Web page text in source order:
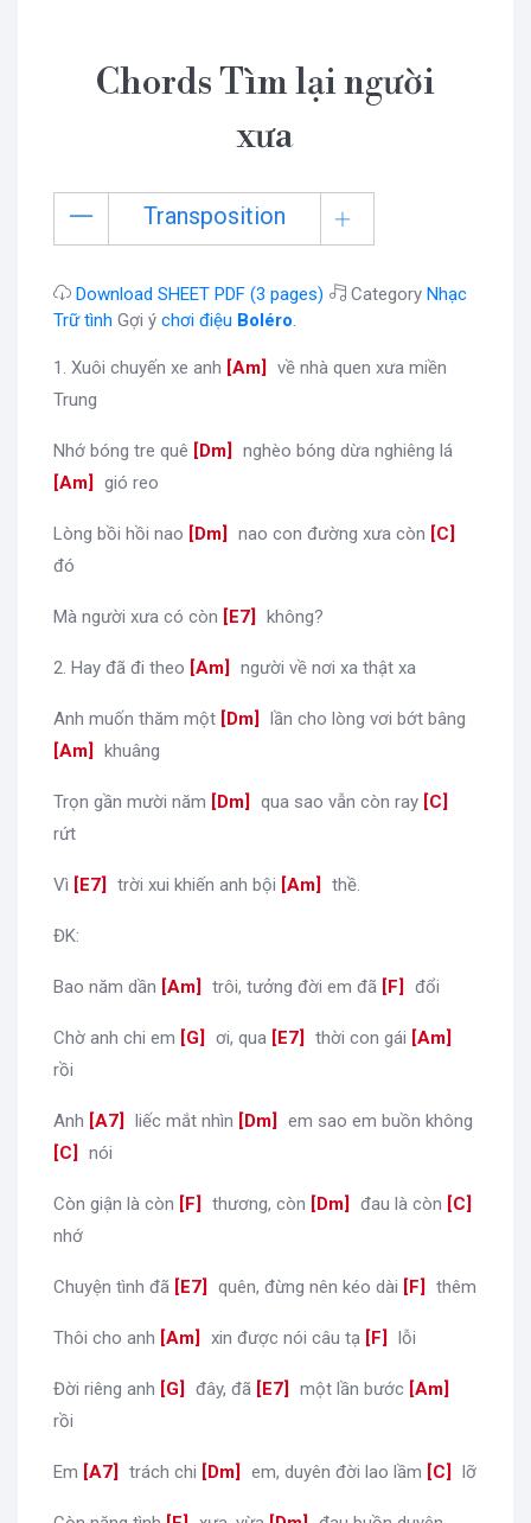
Chords Tìm lại người
xưa
Transposition
Download SHEET PDF (3 pages) Category Nhạc
Trữ tình Gợi ý chơi điệu Boléro
1. Xuôi chuyến xe anh [Am
về nhà quen xưa miền
Trung
Nhớ bóng tre quê [Dm nghèo bóng dừa nghiêng lá
Am
gió reo
Lòng bồi hồi nao [Dm nao con đường xưa còn [C
đó
Mà người xưa có còn [E7 không?
2. Hay đã đi theo [Am người về nơi xa thật xa
Anh muốn thăm một [Dm lần cho lòng vơi bớt bâng
Am
khuâng
Trọn gần mười năm [Dm qua sao vẫn còn ray [C
rứt
Vì [E7 trời xui khiến anh bội [Am thề.
ĐK:
Bao năm dần [Am trôi, tưởng đời em đã [F đổi
Chờ anh chi em [G ơi, qua [E7 thời con gái [Am
rồi
Anh [A7 liếc mắt nhìn [Dm em sao em buồn không
C
nói
Còn giận là còn [F thương, còn [Dm đau là còn [C
nhớ
Chuyện tình đã [E7 quên, đừng nên kéo dài [F thêm
Thôi cho anh [Am xin được nói câu tạ [F lỗi
Đời riêng anh [G đây, đã [E7 một lần bước [Am
rồi
Em [A7 trách chi [Dm em, duyên đời lao lầm [C lỡ